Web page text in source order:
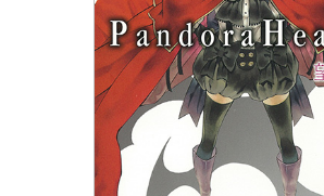
会社情報 採用情報
スクウェア・エニックス サイト内検索